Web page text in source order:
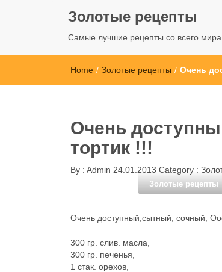
Золотые рецепты
Самые лучшие рецепты со всего
Home / Золотые рецепты / Очень
Очень
тортик !!!
By : Admin 24.01.2013 Category :
Золотые рецепты
Очень доступный,сытный, сочный,
300 гр. слив. масла,
300 гр. печенья,
1 стак. орехов,